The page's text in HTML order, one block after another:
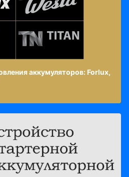
аккумуляторов: Forlux,